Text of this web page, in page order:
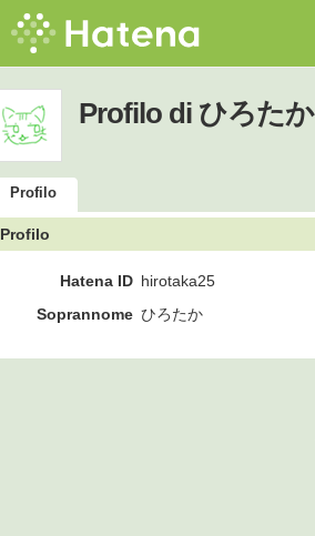
Profilo di ひろたか
Profilo
Profilo
Hatena ID hirotaka25
Soprannome ひろたか